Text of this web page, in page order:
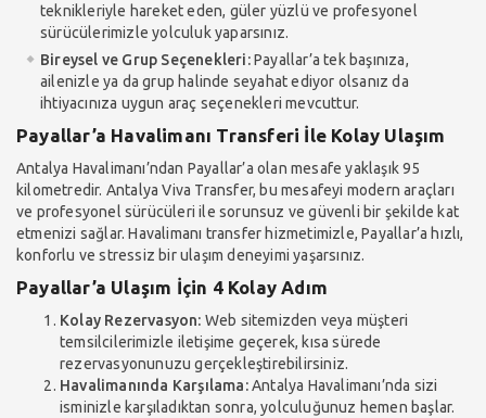
teknikleriyle hareket eden, güler yüzlü ve profesyonel
sürücülerimizle yolculuk yaparsınız.
Bireysel ve Grup Seçenekleri:Payallar’a tek başınıza,
ailenizle ya da grup halinde seyahat ediyor olsanız da
ihtiyacınıza uygun araç seçenekleri mevcuttur.
Payallar’a Havalimanı Transferi İle Kolay Ulaşım
Antalya Havalimanı’ndan Payallar’a olan mesafe yaklaşık 95
kilometredir. Antalya Viva Transfer, bu mesafeyi modern araçları
ve profesyonel sürücüleri ile sorunsuz ve güvenli bir şekilde kat
etmenizi sağlar. Havalimanı transfer hizmetimizle, Payallar’a hızlı,
konforlu ve stressiz bir ulaşım deneyimi yaşarsınız.
Payallar’a Ulaşım İçin 4 Kolay Adım
Kolay Rezervasyon: Web sitemizden veya müşteri
temsilcilerimizle iletişime geçerek, kısa sürede
rezervasyonunuzu gerçekleştirebilirsiniz.
Havalimanında Karşılama:Antalya Havalimanı’nda sizi
isminizle karşıladıktan sonra, yolculuğunuz hemen başlar.